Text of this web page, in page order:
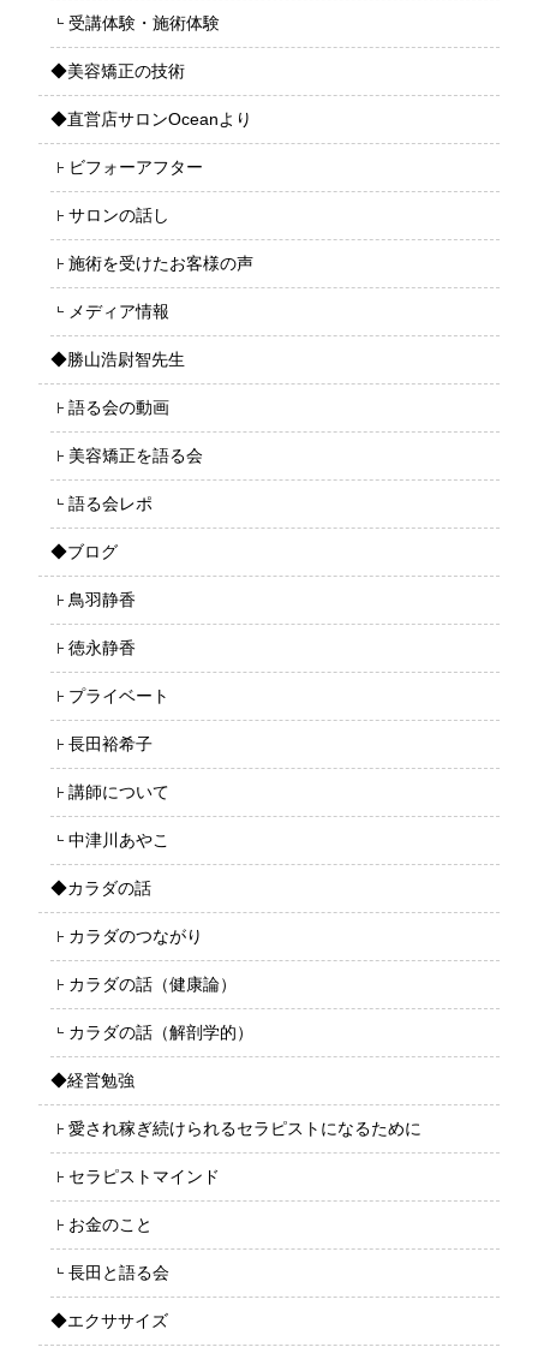
受講体験・施術体験
◆美容矯正の技術
◆直営店サロンOceanより
ビフォーアフター
サロンの話し
施術を受けたお客様の声
メディア情報
◆勝山浩尉智先生
語る会の動画
美容矯正を語る会
語る会レポ
◆ブログ
鳥羽静香
徳永静香
プライベート
長田裕希子
講師について
中津川あやこ
◆カラダの話
カラダのつながり
カラダの話（健康論）
カラダの話（解剖学的）
◆経営勉強
愛され稼ぎ続けられるセラピストになるために
セラピストマインド
お金のこと
長田と語る会
◆エクササイズ